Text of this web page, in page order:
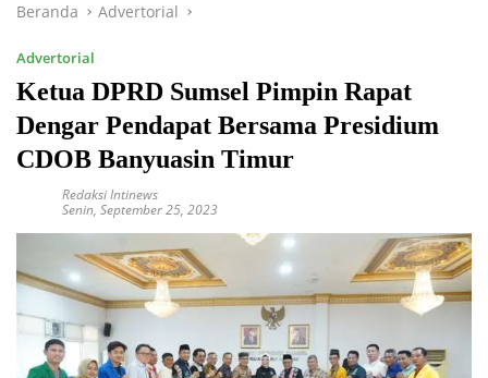
Beranda Advertorial
Advertorial
Ketua DPRD Sumsel Pimpin Rapat
Dengar Pendapat Bersama Presidium
CDOB Banyuasin Timur
Redaksi Intinews
Senin, September 25, 2023